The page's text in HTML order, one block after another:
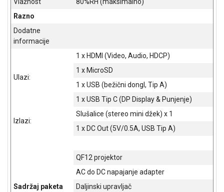
Razno
Dodatne
informacije
Ulazi:
1 x HDMI (Video, Audio, HDCP)
1 x MicroSD
1 x USB (bežični dongl, Tip A)
1 x USB Tip C (DP Display & Punjenje)
Izlazi:
Slušalice (stereo mini džek) x 1
1 x DC Out (5V/0.5A, USB Tip A)
Sadržaj paketa
QF12 projektor
AC do DC napajanje adapter
Daljinski upravljač